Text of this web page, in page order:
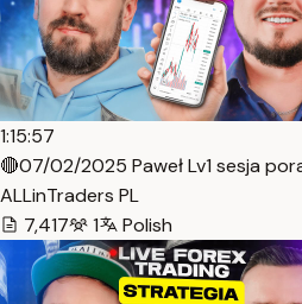
1:15:57
🔴07/02/2025 Paweł Lv1 sesja
ALLinTraders PL
7,417
1 Polish